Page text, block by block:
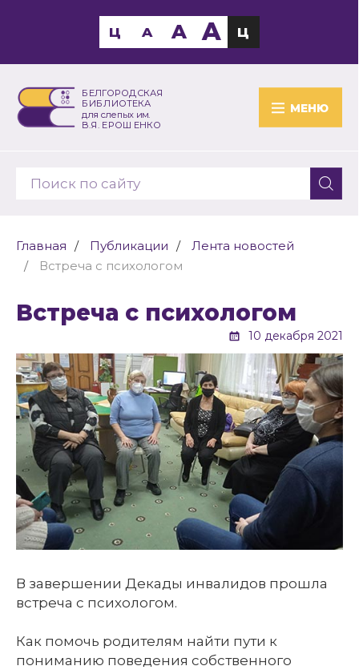
БЕЛГОРОДСКАЯ
БИБЛИОТЕКА
для слепых им.
В.Я. ЕРОШЕНКО
МЕНЮ
Ц A A A Ц
Главная Публикации
Лента новостей
Встреча с психологом
Встреча с психологом
10 декабря 2021
В завершении Декады инвалидов прошла
встреча с психологом.
Как помочь родителям найти пути к
пониманию поведения собственного